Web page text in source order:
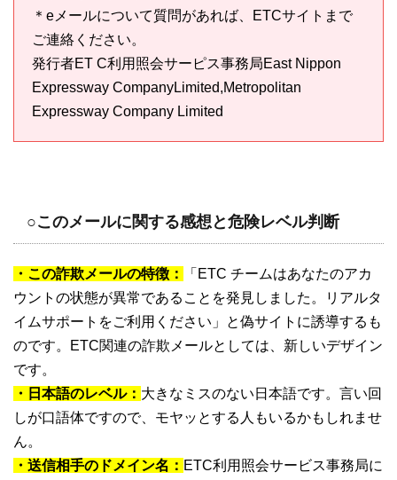
＊eメールについて質問があれば、ETCサイトまで
ご連絡ください。
発行者ET C利用照会サーピス事務局East Nippon
Expressway CompanyLimited,Metropolitan
Expressway Company Limited
○このメールに関する感想と危険レベル判断
・この詐欺メールの特徴：
「ETC チームはあなたのアカ
ウントの状態が異常であることを発見しました。リアルタ
イムサポートをご利用ください」と偽サイトに誘導するも
のです。ETC関連の詐欺メールとしては、新しいデザイン
です。
・日本語のレベル： 大きなミスのない日本語です。言い回
しが口語体ですので、モヤッとする人もいるかもしれませ
ん。
・送信相手のドメイン名： ETC利用照会サービス事務局に